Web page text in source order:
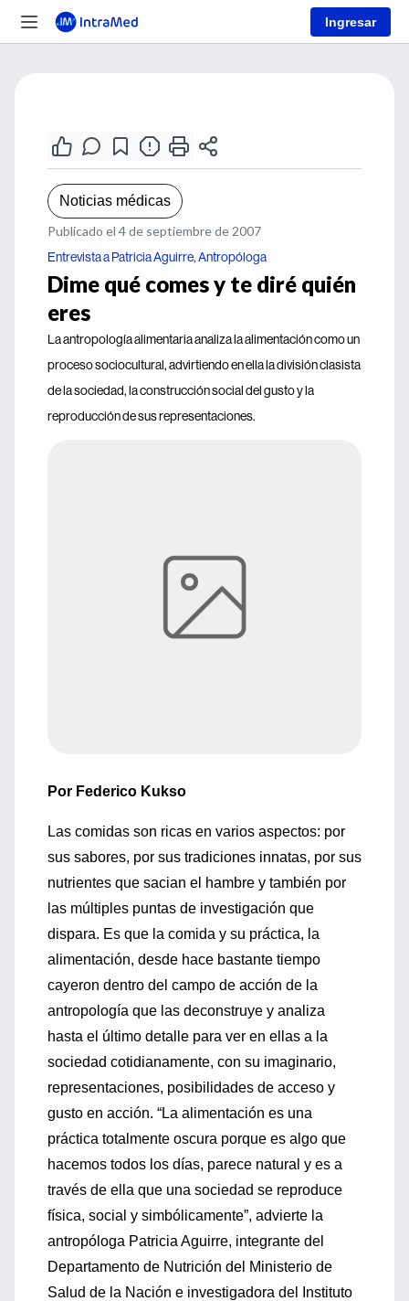
Ingresar
Noticias médicas
Publicado el 4 de septiembre de 2007
Entrevista a Patricia Aguirre, Antropóloga
Dime qué comes y te diré quién
eres
La antropología alimentaria analiza la alimentación como un
proceso sociocultural, advirtiendo en ella la división clasista
de la sociedad, la construcción social del gusto y la
reproducción de sus representaciones.
Por Federico Kukso
Las comidas son ricas en varios aspectos: por
sus sabores, por sus tradiciones innatas, por sus
nutrientes que sacian el hambre y también por
las múltiples puntas de investigación que
dispara. Es que la comida y su práctica, la
alimentación, desde hace bastante tiempo
cayeron dentro del campo de acción de la
antropología que las deconstruye y analiza
hasta el último detalle para ver en ellas a la
sociedad cotidianamente, con su imaginario,
representaciones, posibilidades de acceso y
gusto en acción. “La alimentación es una
práctica totalmente oscura porque es algo que
hacemos todos los días, parece natural y es a
través de ella que una sociedad se reproduce
física, social y simbólicamente”, advierte la
antropóloga Patricia Aguirre, integrante del
Departamento de Nutrición del Ministerio de
Salud de la Nación e investigadora del Instituto